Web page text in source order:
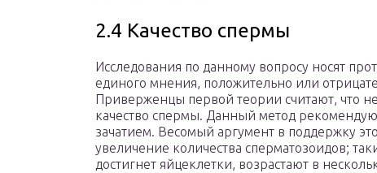
2.4 Качество спермы
Исследования по данному вопросу носят
единого мнения, положительно или
Приверженцы первой теории считают, что
качество спермы. Данный метод
зачатием. Весомый аргумент в поддержку
увеличение количества сперматозоидов;
достигнет яйцеклетки, возрастают в